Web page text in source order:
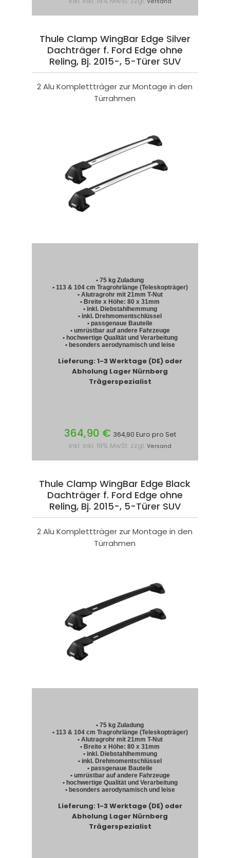
Thule Clamp WingBar Edge Silver
Dachträger f. Ford Edge ohne
Reling, Bj. 2015-, 5-Türer SUV
2 Alu Komplettträger zur Montage in den
Türrahmen
• 75 kg Zuladung
• 113 & 104 cm Tragrohrlänge (Teleskopträger)
• Alutragrohr mit 21mm T-Nut
• Breite x Höhe: 80 x 31mm
• inkl. Diebstahlhemmung
• inkl. Drehmomentschlüssel
• passgenaue Bauteile
• umrüstbar auf andere Fahrzeuge
• hochwertige Qualität und Verarbeitung
• besonders aerodynamisch und leise
Lieferung: 1-3 Werktage (DE) oder
Abholung Lager Nürnberg
Trägerspezialist
364,90 € 364,90 Euro pro Set
inkl. inkl. 19% MwSt. zzgl. Versand
Thule Clamp WingBar Edge Black
Dachträger f. Ford Edge ohne
Reling, Bj. 2015-, 5-Türer SUV
2 Alu Komplettträger zur Montage in den
Türrahmen
• 75 kg Zuladung
• 113 & 104 cm Tragrohrlänge (Teleskopträger)
• Alutragrohr mit 21mm T-Nut
• Breite x Höhe: 80 x 31mm
• inkl. Diebstahlhemmung
• inkl. Drehmomentschlüssel
• passgenaue Bauteile
• umrüstbar auf andere Fahrzeuge
• hochwertige Qualität und Verarbeitung
• besonders aerodynamisch und leise
Lieferung: 1-3 Werktage (DE) oder
Abholung Lager Nürnberg
Trägerspezialist